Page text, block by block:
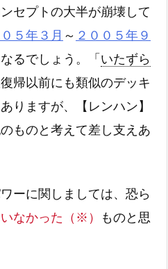
セプトの大半が崩壊して
５年３月 ～ ２００５年９
るでしょう。「 いたずら
復帰以前にも類似のデッキ
りますが、【レンハン】
ものと考えて差し支えあ
ーに関しましては、恐ら
なかった（※）
ものと思